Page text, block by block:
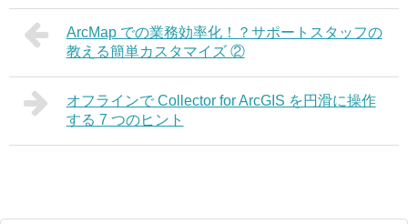
ArcMap での業務効率化！？サポートスタッフの
教える簡単カスタマイズ ②
オフラインで Collector for ArcGIS を円滑に操作
する 7 つのヒント